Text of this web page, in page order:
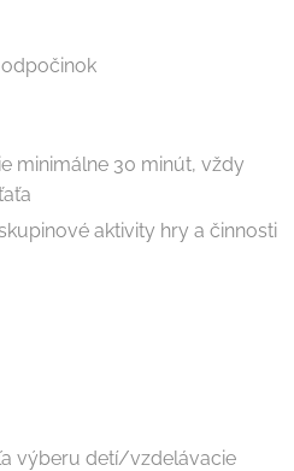
minimálne 30 minút, vždy
aktivity hry a činnosti
výberu detí/vzdelávacie